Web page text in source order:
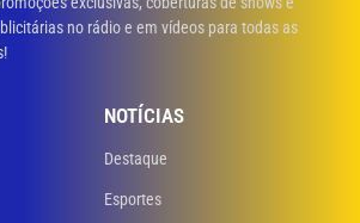
no rádio e em vídeos para todas as
NOTÍCIAS
Destaque
Esportes